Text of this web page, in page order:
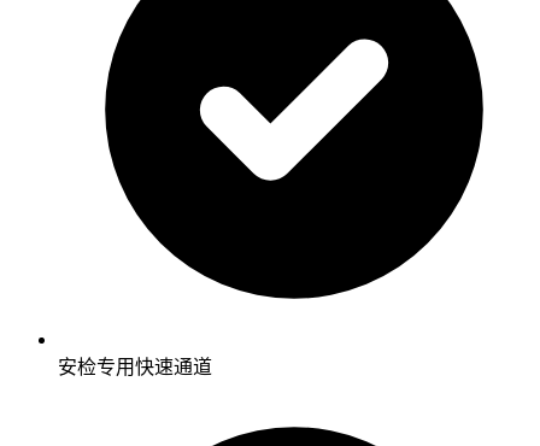
安检专用快速通道